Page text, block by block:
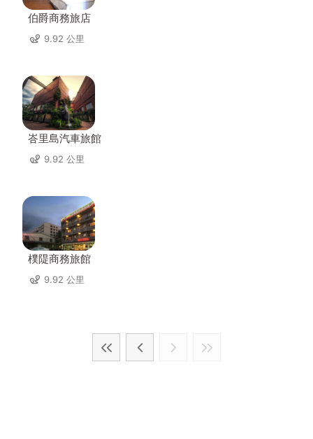
伯爵商務旅店
9.92 公里
峇里島汽車旅館
9.92 公里
樸隄商務旅館
9.92 公里